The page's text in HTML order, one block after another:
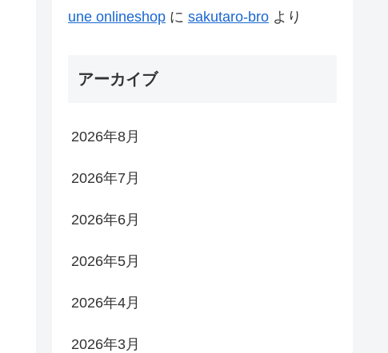
une onlineshop に sakutaro-bro より
アーカイブ
2026年8月
2026年7月
2026年6月
2026年5月
2026年4月
2026年3月